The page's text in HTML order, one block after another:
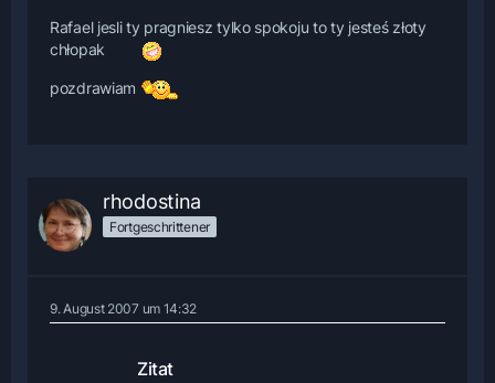
Rafael jesli ty pragniesz tylko spokoju to ty jesteś złoty
chłopak
pozdrawiam
rhodostina
Fortgeschrittener
9. August 2007 um 14:32
Zitat